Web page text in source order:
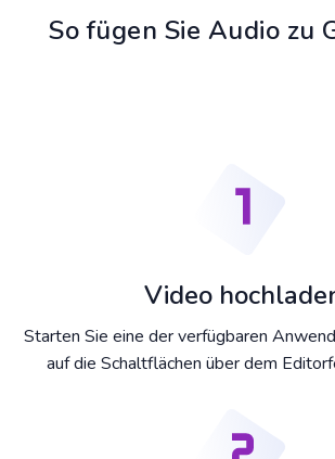
So fügen Sie Audio zu
Video
Starten Sie eine der verfügbaren
auf die Schaltflächen über dem